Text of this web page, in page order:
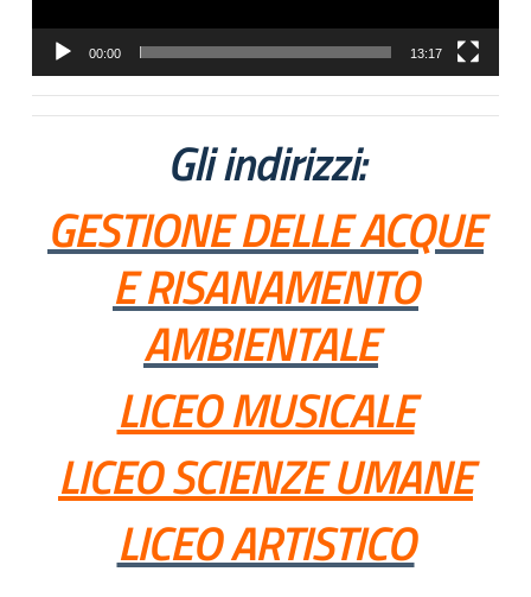
00:00 13:17
Gli indirizzi:
GESTIONE DELLE ACQUE
E RISANAMENTO
AMBIENTALE
LICEO MUSICALE
LICEO SCIENZE UMANE
LICEO ARTISTICO